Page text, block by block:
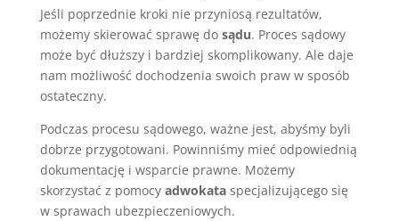
Jeśli poprzednie kroki nie przyniosą rezultatów,
możemy skierować sprawę do sądu. Proces sądowy
może być dłuższy i bardziej skomplikowany. Ale daje
nam możliwość dochodzenia swoich praw w sposób
ostateczny.
Podczas procesu sądowego, ważne jest, abyśmy byli
dobrze przygotowani. Powinniśmy mieć odpowiednią
dokumentację i wsparcie prawne. Możemy
skorzystać z pomocy adwokataspecjalizującego się
w sprawach ubezpieczeniowych.